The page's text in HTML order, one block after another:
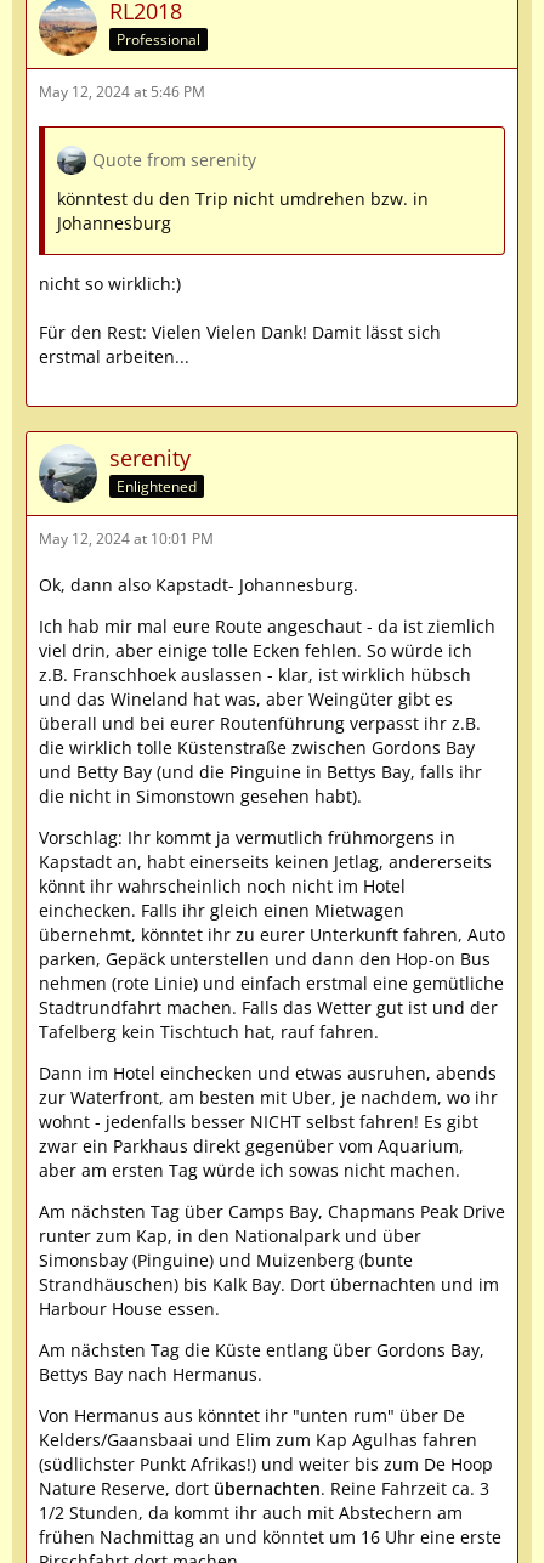
RL2018
Professional
May 12, 2024 at 5:46 PM
Quote from serenity
könntest du den Trip nicht umdrehen bzw. in
Johannesburg
nicht so wirklich:)
Für den Rest: Vielen Vielen Dank! Damit lässt sich
erstmal arbeiten...
serenity
Enlightened
May 12, 2024 at 10:01 PM
Ok, dann also Kapstadt- Johannesburg.
Ich hab mir mal eure Route angeschaut - da ist ziemlich
viel drin, aber einige tolle Ecken fehlen. So würde ich
z.B. Franschhoek auslassen - klar, ist wirklich hübsch
und das Wineland hat was, aber Weingüter gibt es
überall und bei eurer Routenführung verpasst ihr z.B.
die wirklich tolle Küstenstraße zwischen Gordons Bay
und Betty Bay (und die Pinguine in Bettys Bay, falls ihr
die nicht in Simonstown gesehen habt).
Vorschlag: Ihr kommt ja vermutlich frühmorgens in
Kapstadt an, habt einerseits keinen Jetlag, andererseits
könnt ihr wahrscheinlich noch nicht im Hotel
einchecken. Falls ihr gleich einen Mietwagen
übernehmt, könntet ihr zu eurer Unterkunft fahren, Auto
parken, Gepäck unterstellen und dann den Hop-on Bus
nehmen (rote Linie) und einfach erstmal eine gemütliche
Stadtrundfahrt machen. Falls das Wetter gut ist und der
Tafelberg kein Tischtuch hat, rauf fahren.
Dann im Hotel einchecken und etwas ausruhen, abends
zur Waterfront, am besten mit Uber, je nachdem, wo ihr
wohnt - jedenfalls besser NICHT selbst fahren! Es gibt
zwar ein Parkhaus direkt gegenüber vom Aquarium,
aber am ersten Tag würde ich sowas nicht machen.
Am nächsten Tag über Camps Bay, Chapmans Peak Drive
runter zum Kap, in den Nationalpark und über
Simonsbay (Pinguine) und Muizenberg (bunte
Strandhäuschen) bis Kalk Bay. Dort übernachten und im
Harbour House essen.
Am nächsten Tag die Küste entlang über Gordons Bay,
Bettys Bay nach Hermanus.
Von Hermanus aus könntet ihr "unten rum" über De
Kelders/Gaansbaai und Elim zum Kap Agulhas fahren
(südlichster Punkt Afrikas!) und weiter bis zum De Hoop
Nature Reserve, dort übernachten. Reine Fahrzeit ca. 3
1/2 Stunden, da kommt ihr auch mit Abstechern am
frühen Nachmittag an und könntet um 16 Uhr eine erste